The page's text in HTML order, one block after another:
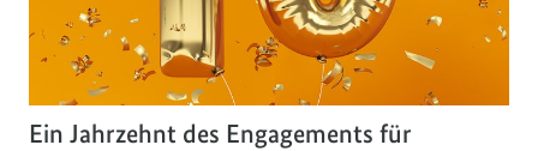
Ein Jahrzehnt des Engagements für